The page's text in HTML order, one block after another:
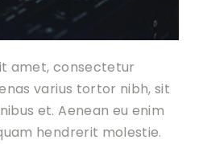
amet, consectetur
varius tortor nibh, sit
et. Aenean eu enim
hendrerit molestie.